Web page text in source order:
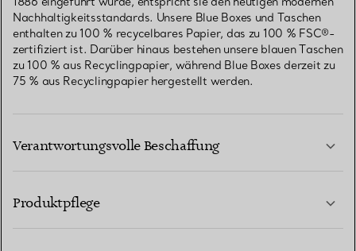
Nachhaltigkeitsstandards. Unsere Blue Boxes und Taschen
enthalten zu 100 % recycelbares Papier, das zu 100 % FSC®-
zertifiziert ist. Darüber hinaus bestehen unsere blauen Taschen
zu 100 % aus Recyclingpapier, während Blue Boxes derzeit zu
75 % aus Recyclingpapier hergestellt werden.
Verantwortungsvolle Beschaffung
Produktpflege